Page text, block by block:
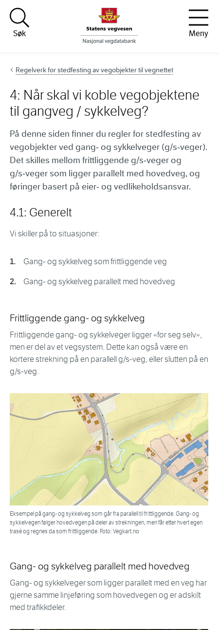
Hopp til innhold
Søk
Meny
Regelverk for stedfesting av vegobjekter til vegnettet
4: Når skal vi koble vegobjektene
til gangveg / sykkelveg?
På denne siden finner du regler for stedfesting av
vegobjekter ved gang‑ og sykkelveger (g/s‑veger).
Det skilles mellom frittliggende g/s‑veger og
g/s‑veger som ligger parallelt med hovedveg, og
føringer basert på eier‑ og vedlikeholdsansvar.
4.1: Generelt
Vi skiller på to situasjoner:
Gang- og sykkelveg som frittliggende veg
Gang- og sykkelveg parallelt med hovedveg
Frittliggende gang- og sykkelveg
Frittliggende gang- og sykkelveger ligger «for seg selv»,
men er del av et vegsystem. Dette kan også være en
kortere strekning på en parallell g/s-veg, eller slutten på en
g/s-veg.
Eksempel på gang- og sykkelveg som går fra parallell til frittliggende. Gang- og
sykkelvegen følger hovedvegen på deler av strekningen, men får etter hvert egen
trasé og regnes da som frittliggende. Foto: Vegkart.no
Gang- og sykkelveg parallelt med hovedveg
Gang- og sykkelveger som ligger parallelt med en veg har
gjerne samme linjeføring som hovedvegen og er adskilt
med trafikkdeler.